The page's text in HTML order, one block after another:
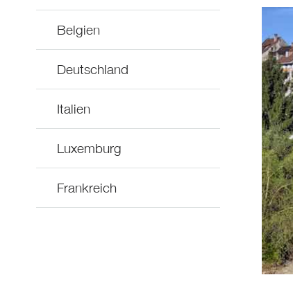
Belgien
Deutschland
Italien
Luxemburg
Frankreich